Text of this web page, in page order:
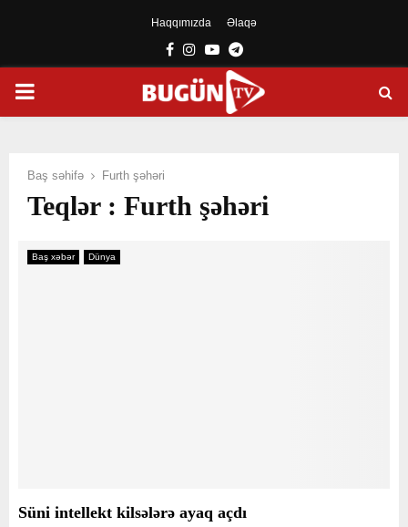
Haqqımızda Əlaqə
Facebook
Instagram
YoutubeTelegram
PRIMARY
Baş səhifə Furth şəhəri
Teqlər : Furth şəhəri
Baş xəbər Dünya
Süni intellekt kilsələrə ayaq açdı